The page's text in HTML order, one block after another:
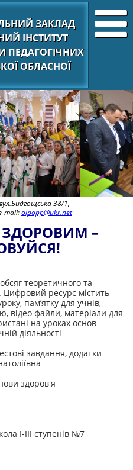
ЗАКЛАД
ІНСТИТУТ
ПЕДАГОГІЧНИХ
ОБЛАСНОЇ
38/1,
mail:oipopp@ukr.net
–
теоретичного та
Цифровий ресурс містить
пам’ятку для учнів,
відео файли, матеріали для
на уроках основ
діяльності
завдання, додатки
здоров'я
І-ІІІ ступенів №7